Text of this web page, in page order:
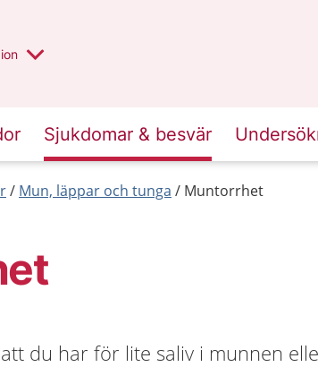
region
Sjukdomar & besvär
Mun, läppar och tunga Muntorrhet
du har för lite saliv i munnen